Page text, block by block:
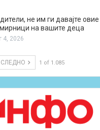
не им ги давајте овие
на вашите деца
4, 2026
СЛЕДНО 1 of 1.085